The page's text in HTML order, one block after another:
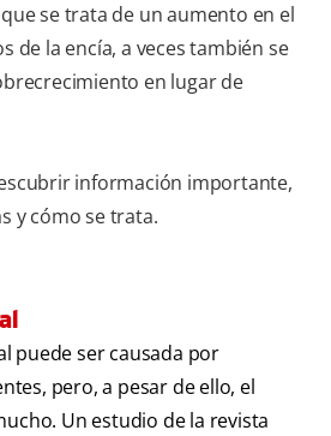
se trata de un aumento en el
de la encía, a veces también se
en lugar de
información importante,
y cómo se trata.
puede ser causada por
pero, a pesar de ello, el
Un estudio de la revista